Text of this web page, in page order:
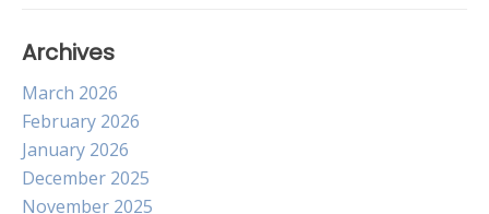
Archives
March 2026
February 2026
January 2026
December 2025
November 2025